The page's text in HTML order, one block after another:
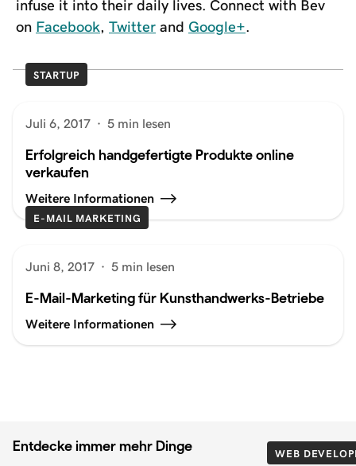
infuse it into their daily lives. Connect with Bev
on Facebook, Twitter and Google+.
STARTUP
Juli 6, 2017 · 5 min lesen
Erfolgreich handgefertigte Produkte online
verkaufen
Weitere Informationen
E-MAIL MARKETING
Juni 8, 2017 · 5 min lesen
E-Mail-Marketing für Kunsthandwerks-Betriebe
Weitere Informationen
Entdecke immer mehr Dinge WEB